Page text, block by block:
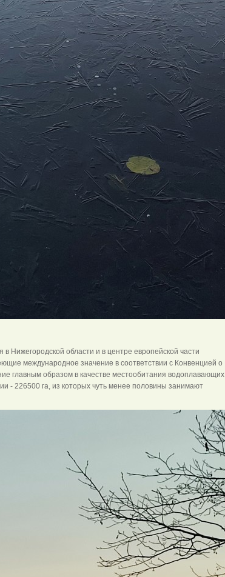
Нижегородской области и в центре европейской части
международное значение в соответствии с Конвенцией о
главным образом в качестве местообитания водоплавающих
- 226500 га, из которых чуть менее половины занимают